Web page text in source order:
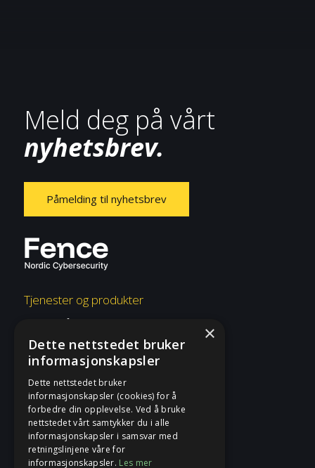
Meld deg på vårt
nyhetsbrev.
Påmelding til nyhetsbrev
Tjenester og produkter
Overvåkning og respons
Risiko og etterlevelse
Rådgivning og konsulent
Tjenester og produkter
Fence
×
Dette nettstedet bruker
informasjonskapsler
Dette nettstedet bruker
informasjonskapsler (cookies) for å
forbedre din opplevelse. Ved å bruke
nettstedet vårt samtykker du i alle
informasjonskapsler i samsvar med
retningslinjene våre for
informasjonskapsler. Les mer